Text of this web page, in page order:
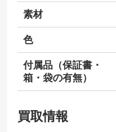
素材
色
付属品（保証書・
箱・袋の有無）
買取情報